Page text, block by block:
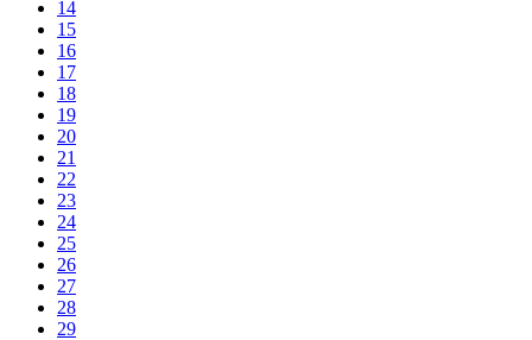
14
15
16
17
18
19
20
21
22
23
24
25
26
27
28
29